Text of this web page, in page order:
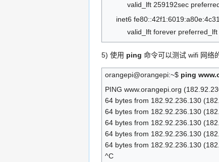
valid_lft 259192sec
inet6
valid_lft forever
5) 使用 ping 命令可以测试 wifi 网络
orangepi@orangepi:~$ ping
PING www.orangepi.org
64 bytes from 182.92.236.130
64 bytes from 182.92.236.130
64 bytes from 182.92.236.130
64 bytes from 182.92.236.130
64 bytes from 182.92.236.130
^C